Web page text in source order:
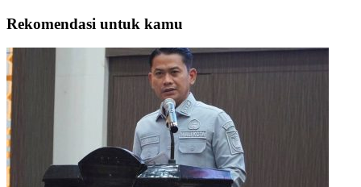
Rekomendasi untuk kamu